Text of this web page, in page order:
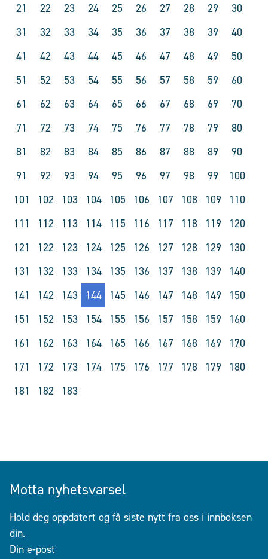
21
22 23 24 25 26 27 28 29
30
31
32 33 34 35 36 37 38 39
40
41
42 43 44 45 46 47 48 49
50
51
52 53 54 55 56 57 58 59
60
61
62 63 64 65 66 67 68 69
70
71
72 73 74 75 76 77 78 79
80
81
82 83 84 85 86 87 88 89
90
91
92 93 94 95 96 97 98 99
100
101
102 103 104 105 106 107 108 109
110
111
112 113 114 115 116 117 118 119
120
121
122 123 124 125 126 127 128 129
130
131
132 133 134 135 136 137 138 139
140
141
142 143 144 145 146 147 148 149
150
151
152 153 154 155 156 157 158 159
160
161
162 163 164 165 166 167 168 169
170
171
172 173 174 175 176 177 178 179
180
181
182 183
Motta nyhetsvarsel
Hold deg oppdatert og få siste nytt fra oss i innboksen
din.
Din e-post